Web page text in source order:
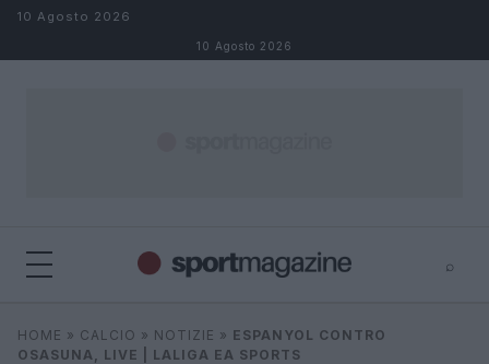
Salta al contenuto
10 Agosto 2026
10 Agosto 2026
⌕
Cerca
HOME » CALCIO » NOTIZIE » ESPANYOL CONTRO
OSASUNA, LIVE | LALIGA EA SPORTS